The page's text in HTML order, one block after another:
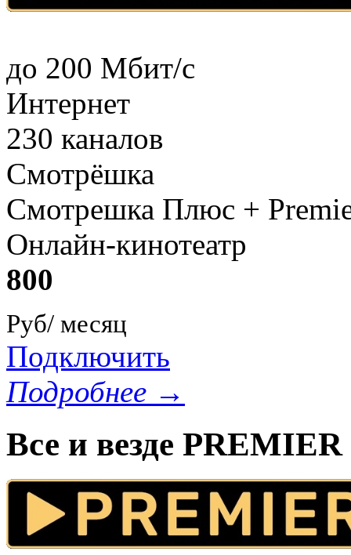
до 200 Мбит/с
Интернет
230 каналов
Смотрёшка
Смотрешка Плюс +
Онлайн-кинотеатр
800
Руб/ месяц
Подключить
Подробнее →
Все и везде